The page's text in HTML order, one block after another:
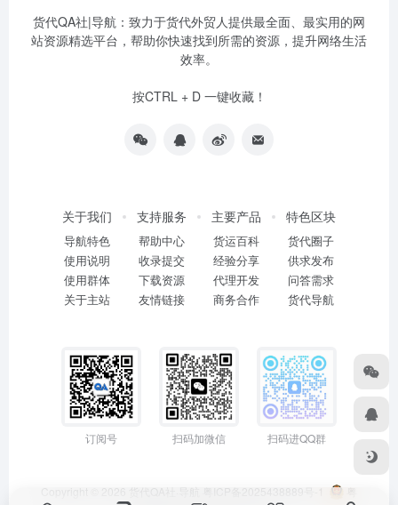
货代QA社|导航：致力于货代外贸人提供最全面、最实用的网
站资源精选平台，帮助你快速找到所需的资源，提升网络生活
效率。
按CTRL + D 一键收藏！
关于我们
导航特色
使用说明
使用群体
关于主站
支持服务
帮助中心
收录提交
下载资源
友情链接
主要产品
货运百科
经验分享
代理开发
商务合作
特色区块
货代圈子
供求发布
问答需求
货代导航
订阅号 扫码加微信 扫码进QQ群
Copyright © 2026 货代QA社·导航 粤ICP备2025438889号-1
粤